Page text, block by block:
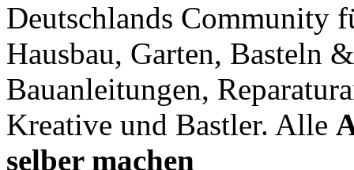
Deutschlands Community
Hausbau, Garten, Basteln
Bauanleitungen,
Kreative und Bastler. Alle
selber machen